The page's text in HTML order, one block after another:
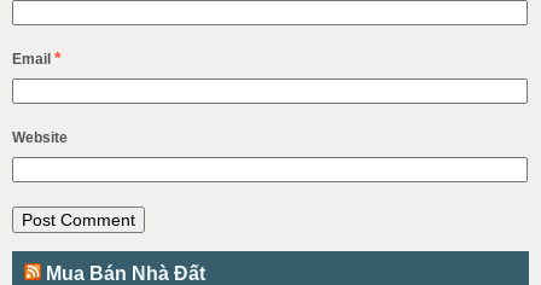
Email *
Website
Mua Bán Nhà Đất